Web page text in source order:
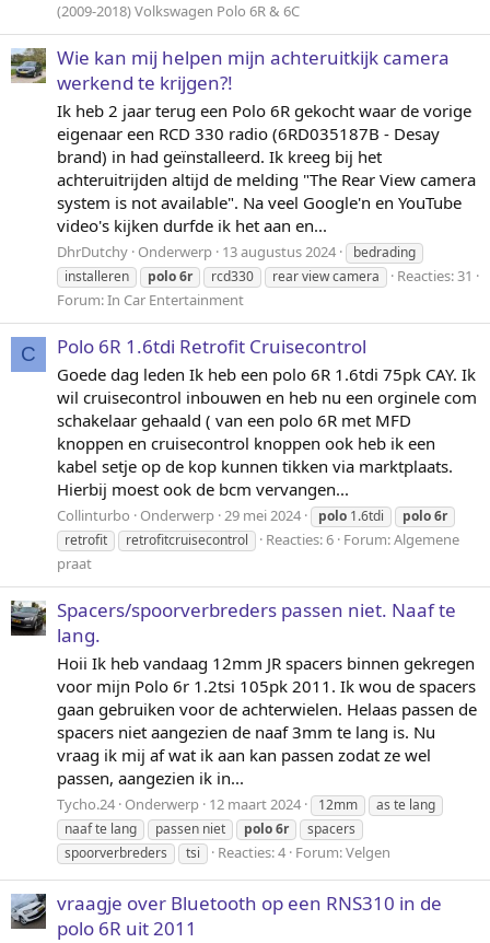
(2009-2018) Volkswagen Polo 6R & 6C
Wie kan mij helpen mijn achteruitkijk camera
werkend te krijgen?!
Ik heb 2 jaar terug een Polo 6R gekocht waar de vorige
eigenaar een RCD 330 radio (6RD035187B - Desay
brand) in had geïnstalleerd. Ik kreeg bij het
achteruitrijden altijd de melding "The Rear View camera
system is not available". Na veel Google'n en YouTube
video's kijken durfde ik het aan en...
DhrDutchy Onderwerp 13 augustus 2024
bedrading
installeren
polo6r rcd330 rear view camera
Reacties: 31
Forum:In Car Entertainment
C Polo 6R 1.6tdi Retrofit Cruisecontrol
Goede dag leden Ik heb een polo 6R 1.6tdi 75pk CAY. Ik
wil cruisecontrol inbouwen en heb nu een orginele com
schakelaar gehaald ( van een polo 6R met MFD
knoppen en cruisecontrol knoppen ook heb ik een
kabel setje op de kop kunnen tikken via marktplaats.
Hierbij moest ook de bcm vervangen...
Collinturbo Onderwerp 29 mei 2024 polo 1.6tdi polo6r
retrofit
retrofitcruisecontrol Reacties: 6 Forum:Algemene
praat
Spacers/spoorverbreders passen niet. Naaf te
lang.
Hoii Ik heb vandaag 12mm JR spacers binnen gekregen
voor mijn Polo 6r 1.2tsi 105pk 2011. Ik wou de spacers
gaan gebruiken voor de achterwielen. Helaas passen de
spacers niet aangezien de naaf 3mm te lang is. Nu
vraag ik mij af wat ik aan kan passen zodat ze wel
passen, aangezien ik in...
Tycho.24 Onderwerp 12 maart 2024 12mm
as te lang
naaf te lang
passen niet polo6r
spacers
spoorverbreders
tsi Reacties: 4 Forum:Velgen
vraagje over Bluetooth op een RNS310 in de
polo 6R uit 2011